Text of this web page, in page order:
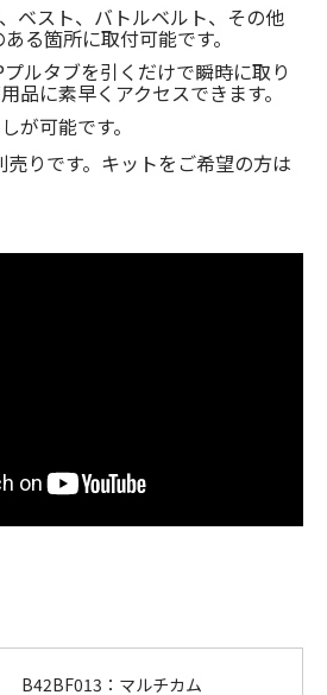
ベスト、バトルベルト、その他
る箇所に取付可能です。
ルタブを引くだけで瞬時に取り
品に素早くアクセスできます。
が可能です。
りです。キットをご希望の方は
B42BF013：マルチカム